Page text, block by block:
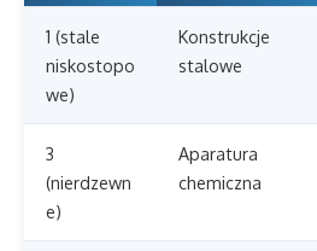
1 (stale
niskostopo
we)
Konstrukcje
stalowe
3
(nierdzewn
e)
Aparatura
chemiczna